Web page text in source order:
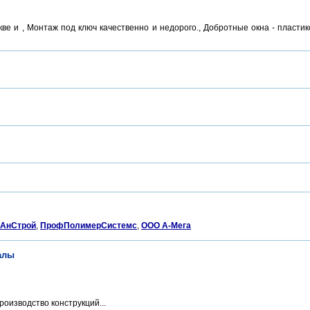
и , Монтаж под ключ качественно и недорого., Добротные окна -
, ПрофПолимерСистемс, ООО А-Мега
конструкций...